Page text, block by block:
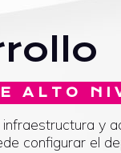
ALTO
y
configurar el